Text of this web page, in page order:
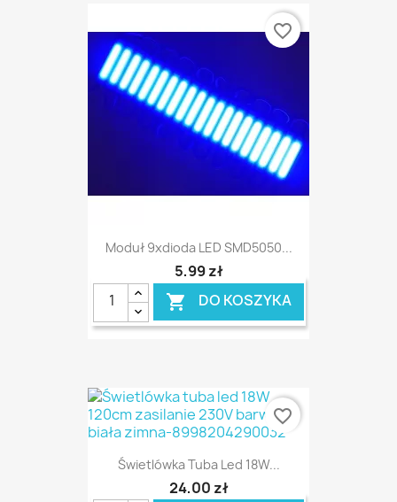
Moduł 9xdioda LED SMD5050...
5,99 zł
 DO KOSZYKA
favorite_border
Świetlówka Tuba Led 18W...
24,00 zł
favorite_border